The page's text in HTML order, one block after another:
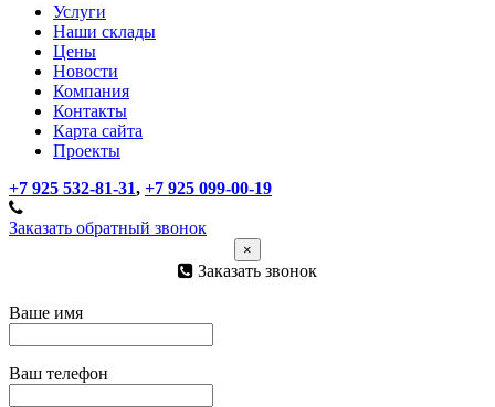
Услуги
Наши склады
Цены
Новости
Компания
Контакты
Карта сайта
Проекты
+7 925 532-81-31, +7 925 099-00-19
Заказать обратный звонок
×
Заказать звонок
Ваше имя
Ваш телефон